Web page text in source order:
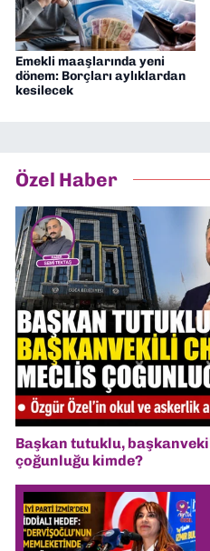
Emekli maaşlarında yeni
dönem: Borçları aylıklardan
kesilecek
Özel Haber
Başkan tutuklu,
çoğunluğu kimde?